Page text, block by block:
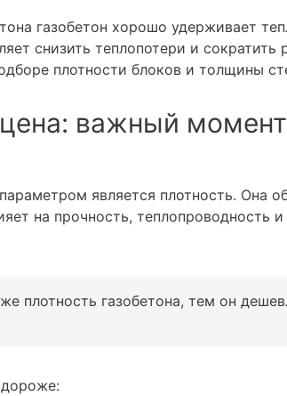
газобетон хорошо удерживает
снизить теплопотери и сократить
плотности блоков и толщины
важный
является плотность. Она
на прочность, теплопроводность
плотность газобетона, тем он